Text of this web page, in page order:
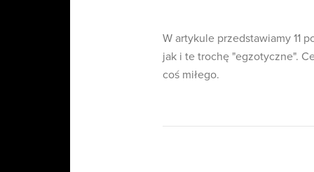
W artykule przedstawiamy 11
jak i te trochę "egzotyczne".
coś miłego.